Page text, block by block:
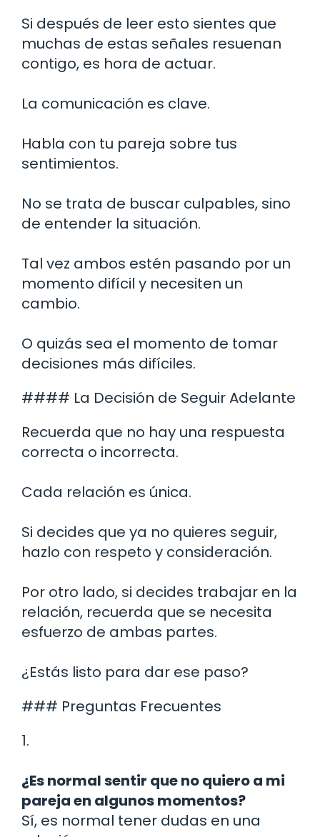
Si después de leer esto sientes que
muchas de estas señales resuenan
contigo, es hora de actuar.
La comunicación es clave.
Habla con tu pareja sobre tus
sentimientos.
No se trata de buscar culpables, sino
de entender la situación.
Tal vez ambos estén pasando por un
momento difícil y necesiten un
cambio.
O quizás sea el momento de tomar
decisiones más difíciles.
#### La Decisión de Seguir Adelante
Recuerda que no hay una respuesta
correcta o incorrecta.
Cada relación es única.
Si decides que ya no quieres seguir,
hazlo con respeto y consideración.
Por otro lado, si decides trabajar en la
relación, recuerda que se necesita
esfuerzo de ambas partes.
¿Estás listo para dar ese paso?
### Preguntas Frecuentes
1.
¿Es normal sentir que no quiero a mi
pareja en algunos momentos?
Sí, es normal tener dudas en una